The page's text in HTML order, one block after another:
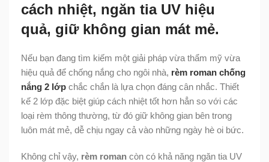
cách nhiệt, ngăn tia UV hiệu
quả, giữ không gian mát mẻ.
Nếu bạn đang tìm kiếm một giải pháp vừa thẩm mỹ vừa
hiệu quả để chống nắng cho ngôi nhà, rèm roman chống
nắng 2 lớp chắc chắn là lựa chọn đáng cân nhắc. Thiết
kế 2 lớp đặc biệt giúp cách nhiệt tốt hơn hẳn so với các
loại rèm thông thường, từ đó giữ không gian bên trong
luôn mát mẻ, dễ chịu ngay cả vào những ngày hè oi bức.
Không chỉ vậy, rèm roman còn có khả năng ngăn tia UV